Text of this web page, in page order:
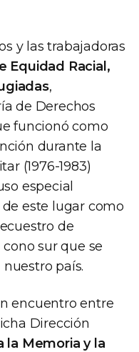
y las trabajadoras
Equidad Racial,
,
de Derechos
funcionó como
durante la
(1976-1983)
especial
este lugar como
de
sur que se
país.
encuentro entre
Dirección
la Memoria y la